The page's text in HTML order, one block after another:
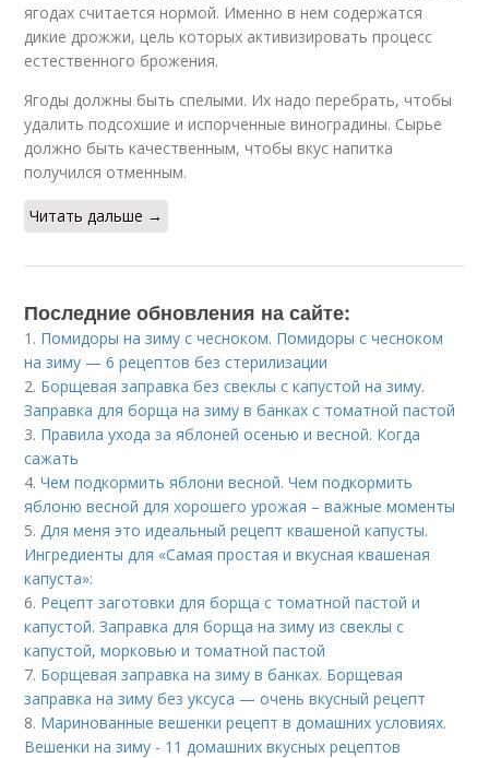
ягодах считается нормой. Именно в нем содержатся
дикие дрожжи, цель которых активизировать процесс
естественного брожения.
Ягоды должны быть спелыми. Их надо перебрать, чтобы
удалить подсохшие и испорченные виноградины. Сырье
должно быть качественным, чтобы вкус напитка
получился отменным.
Читать дальше →
Последние обновления на сайте:
1. Помидоры на зиму с чесноком. Помидоры с чесноком
на зиму — 6 рецептов без стерилизации
2. Борщевая заправка без свеклы с капустой на зиму.
Заправка для борща на зиму в банках с томатной пастой
3. Правила ухода за яблоней осенью и весной. Когда
сажать
4.Чем подкормить яблони весной. Чем подкормить
яблоню весной для хорошего урожая – важные моменты
5. Для меня это идеальный рецепт квашеной капусты.
Ингредиенты для «Самая простая и вкусная квашеная
капуста»:
6. Рецепт заготовки для борща с томатной пастой и
капустой. Заправка для борща на зиму из свеклы с
капустой, морковью и томатной пастой
7. Борщевая заправка на зиму в банках. Борщевая
заправка на зиму без уксуса — очень вкусный рецепт
8. Маринованные вешенки рецепт в домашних условиях.
Вешенки на зиму - 11 домашних вкусных рецептов